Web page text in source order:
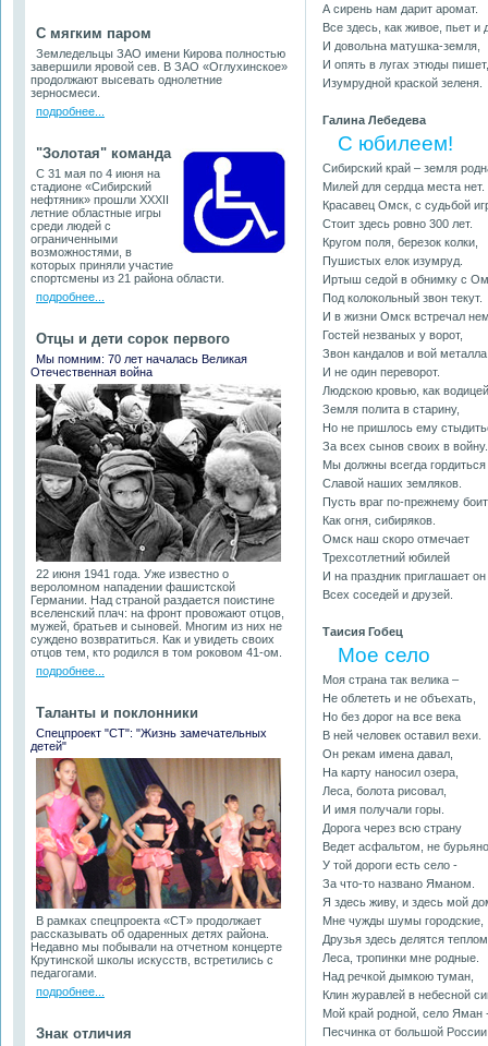
С мягким паром
Земледельцы ЗАО имени Кирова полностью
завершили яровой сев. В ЗАО «Оглухинское»
продолжают высевать однолетние
зерносмеси.
подробнее...
"Золотая" команда
С 31 мая по 4 июня на
стадионе «Сибирский
нефтяник» прошли ХХХII
летние областные игры
среди людей с
ограниченными
возможностями, в
которых приняли участие
спортсмены из 21 района области.
подробнее...
Отцы и дети сорок первого
Мы помним: 70 лет началась Великая
Отечественная война
22 июня 1941 года. Уже известно о
вероломном нападении фашистской
Германии. Над страной раздается поистине
вселенский плач: на фронт провожают отцов,
мужей, братьев и сыновей. Многим из них не
суждено возвратиться. Как и увидеть своих
отцов тем, кто родился в том роковом 41-ом.
подробнее...
Таланты и поклонники
Спецпроект "СТ": "Жизнь замечательных
детей"
В рамках спецпроекта «СТ» продолжает
рассказывать об одаренных детях района.
Недавно мы побывали на отчетном концерте
Крутинской школы искусств, встретились с
педагогами.
подробнее...
Знак отличия
А сирень нам дарит аромат.
Все здесь, как живое, пьет и
И довольна матушка-земля,
И опять в лугах этюды пишет,
Изумрудной краской зеленя.
Галина Лебедева
С юбилеем!
Сибирский край – земля
Милей для сердца места нет.
Красавец Омск, с судьбой
Стоит здесь ровно 300 лет.
Кругом поля, березок колки,
Пушистых елок изумруд.
Иртыш седой в обнимку с
Под колокольный звон текут.
И в жизни Омск встречал
Гостей незваных у ворот,
Звон кандалов и вой металла
И не один переворот.
Людскою кровью, как
Земля полита в старину,
Но не пришлось ему
За всех сынов своих в войну.
Мы должны всегда гордиться
Славой наших земляков.
Пусть враг по-прежнему
Как огня, сибиряков.
Омск наш скоро отмечает
Трехсотлетний юбилей
И на праздник приглашает он
Всех соседей и друзей.
Таисия Гобец
Мое село
Моя страна так велика –
Не облететь и не объехать,
Но без дорог на все века
В ней человек оставил вехи.
Он рекам имена давал,
На карту наносил озера,
Леса, болота рисовал,
И имя получали горы.
Дорога через всю страну
Ведет асфальтом, не
У той дороги есть село -
За что-то названо Яманом.
Я здесь живу, и здесь мой
Мне чужды шумы городские,
Друзья здесь делятся
Леса, тропинки мне родные.
Над речкой дымкою туман,
Клин журавлей в небесной
Мой край родной, село Яман
Песчинка от большой